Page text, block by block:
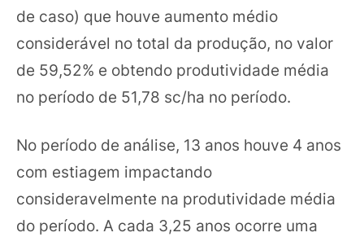
de caso) que houve aumento médio
considerável no total da produção, no valor
de 59,52% e obtendo produtividade média
no período de 51,78 sc/ha no período.
No período de análise, 13 anos houve 4 anos
com estiagem impactando
consideravelmente na produtividade média
do período. A cada 3,25 anos ocorre uma